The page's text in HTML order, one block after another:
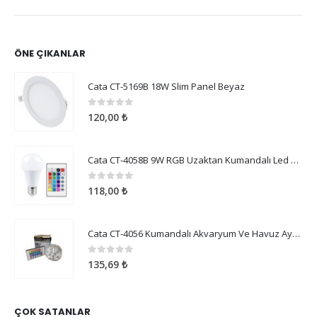
ÖNE ÇIKANLAR
Cata CT-5169B 18W Slim Panel Beyaz
05 üzerinden
120,00 ₺
Cata CT-4058B 9W RGB Uzaktan Kumandalı Led Ampul Beyaz Işık
0 5 üzerinden
118,00 ₺
Cata CT-4056 Kumandalı Akvaryum Ve Havuz Aydınlatma
05 üzerinden
135,69 ₺
ÇOK SATANLAR